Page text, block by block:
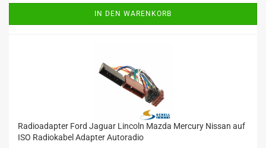
IN DEN WARENKORB
Radioadapter Ford Jaguar Lincoln Mazda Mercury Nissan auf
ISO Radiokabel Adapter Autoradio